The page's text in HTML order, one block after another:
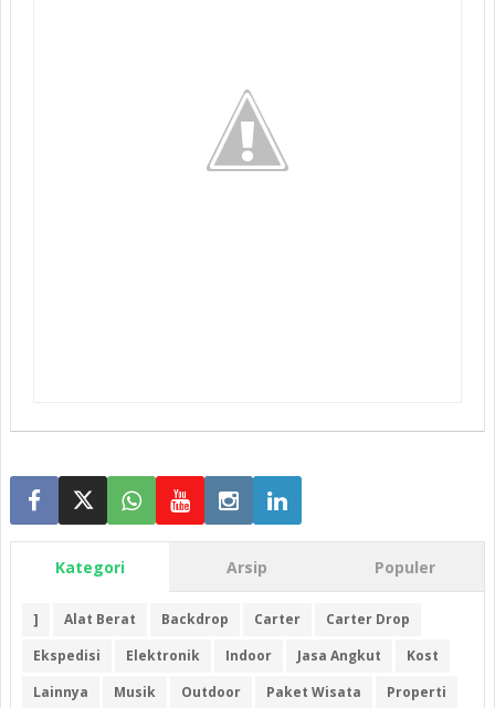
Kategori Arsip Populer
] Alat Berat Backdrop Carter
Carter Drop
Ekspedisi
Elektronik Indoor Jasa Angkut
Kost
Lainnya
Musik Outdoor Paket Wisata
Properti